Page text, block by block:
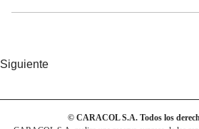
Siguiente
© CARACOL S.A. Todos los